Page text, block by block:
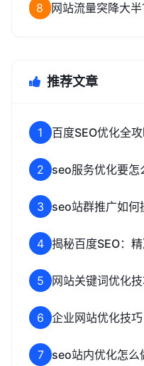
8 网站流量突降大半
推荐文章
1 百度SEO优化全
2 seo服务优化要怎
3 seo站群推广如何
4 揭秘百度SEO：
5 网站关键词优化
6 企业网站优化技巧
7 seo站内优化怎么